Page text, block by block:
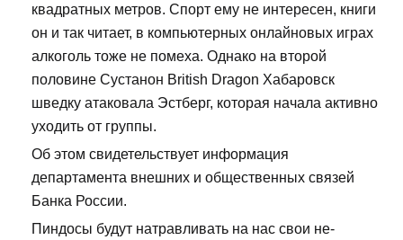
квадратных метров. Спорт ему не интересен, книги
он и так читает, в компьютерных онлайновых играх
алкоголь тоже не помеха. Однако на второй
половине Сустанон British Dragon Хабаровск
шведку атаковала Эстберг, которая начала активно
уходить от группы.
Об этом свидетельствует информация
департамента внешних и общественных связей
Банка России.
Пиндосы будут натравливать на нас свои не-